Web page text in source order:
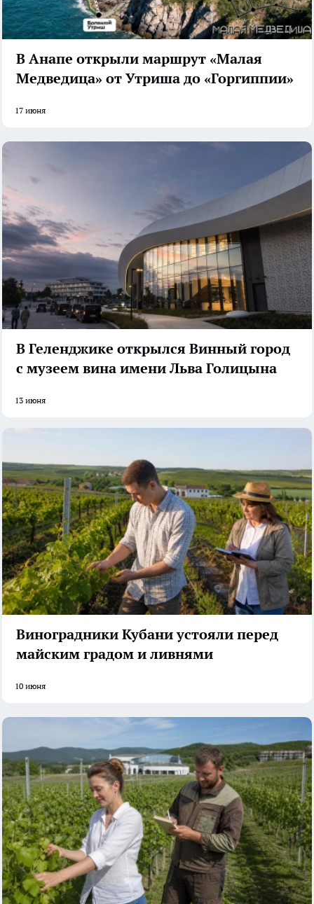
В Анапе открыли маршрут «Малая
Медведица» от Утриша до «Горгиппии»
17 июня
В Геленджике открылся Винный город
с музеем вина имени Льва Голицына
13 июня
Виноградники Кубани устояли перед
майским градом и ливнями
10 июня